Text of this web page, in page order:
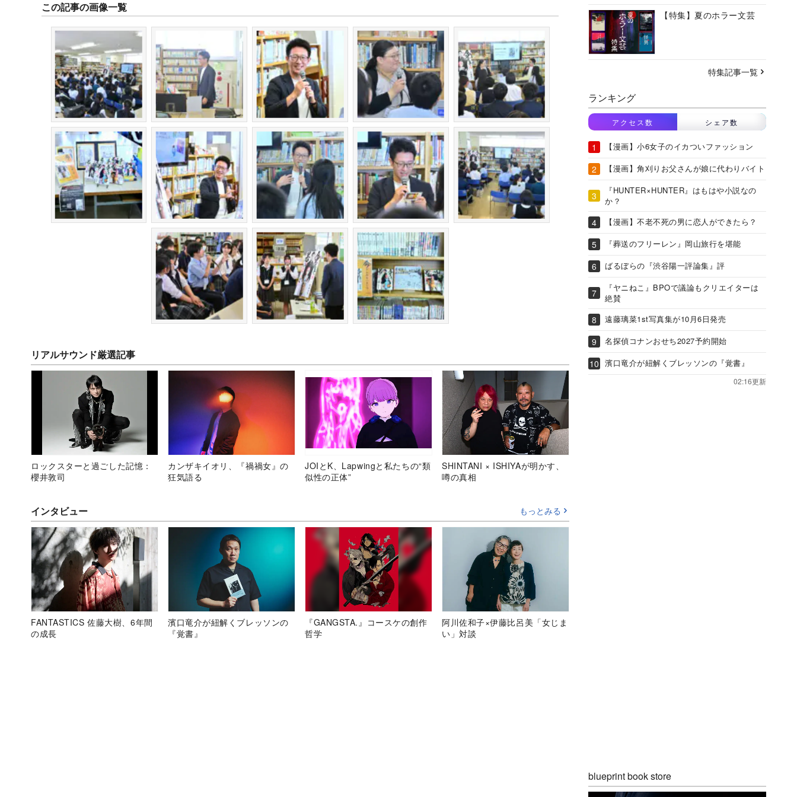
この記事の画像一覧
リアルサウンド厳選記事
ロックスターと過ごした記憶：
櫻井敦司
カンザキイオリ、『禍禍女』の
狂気語る
JOIとK、Lapwingと私たちの“類
似性の正体”
SHINTANI × ISHIYAが明かす、
噂の真相
インタビュー もっとみる
FANTASTICS 佐藤大樹、6年間
の成長
濱口竜介が紐解くブレッソンの
『覚書』
『GANGSTA.』コースケの創作
哲学
阿川佐和子×伊藤比呂美「女じま
い」対談
【特集】夏のホラー文芸
特集記事一覧
ランキング
アクセス数 シェア数
【漫画】小6女子のイカついファッション
【漫画】角刈りお父さんが娘に代わりバイト
『HUNTER×HUNTER』はもはや小説なの
か？
【漫画】不老不死の男に恋人ができたら？
『葬送のフリーレン』岡山旅行を堪能
ばるぼらの『渋谷陽一評論集』評
『ヤニねこ』BPOで議論もクリエイターは
絶賛
遠藤璃菜1st写真集が10月6日発売
名探偵コナンおせち2027予約開始
濱口竜介が紐解くブレッソンの『覚書』
02:16更新
blueprint book store